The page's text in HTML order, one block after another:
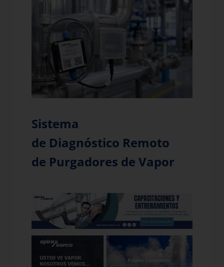
Sistema
de Diagnóstico Remoto
de Purgadores de Vapor